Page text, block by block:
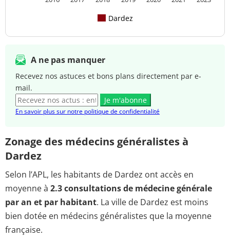
Dardez
A ne pas manquer
Recevez nos astuces et bons plans directement par e-
mail.
Je m'abonne
En savoir plus sur notre politique de confidentialité
Zonage des médecins généralistes à
Dardez
Selon l’APL, les habitants de Dardez ont accès en
moyenne à 2.3 consultations de médecine générale
par an et par habitant. La ville de Dardez est moins
bien dotée en médecins généralistes que la moyenne
française.